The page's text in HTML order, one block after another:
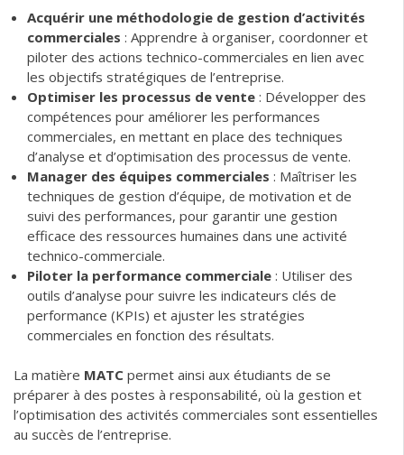
Acquérir une méthodologie de gestion d’activités
commerciales : Apprendre à organiser, coordonner et
piloter des actions technico-commerciales en lien avec
les objectifs stratégiques de l’entreprise.
Optimiser les processus de vente : Développer des
compétences pour améliorer les performances
commerciales, en mettant en place des techniques
d’analyse et d’optimisation des processus de vente.
Manager des équipes commerciales : Maîtriser les
techniques de gestion d’équipe, de motivation et de
suivi des performances, pour garantir une gestion
efficace des ressources humaines dans une activité
technico-commerciale.
Piloter la performance commerciale : Utiliser des
outils d’analyse pour suivre les indicateurs clés de
performance (KPIs) et ajuster les stratégies
commerciales en fonction des résultats.
La matière MATC permet ainsi aux étudiants de se
préparer à des postes à responsabilité, où la gestion et
l’optimisation des activités commerciales sont essentielles
au succès de l’entreprise.